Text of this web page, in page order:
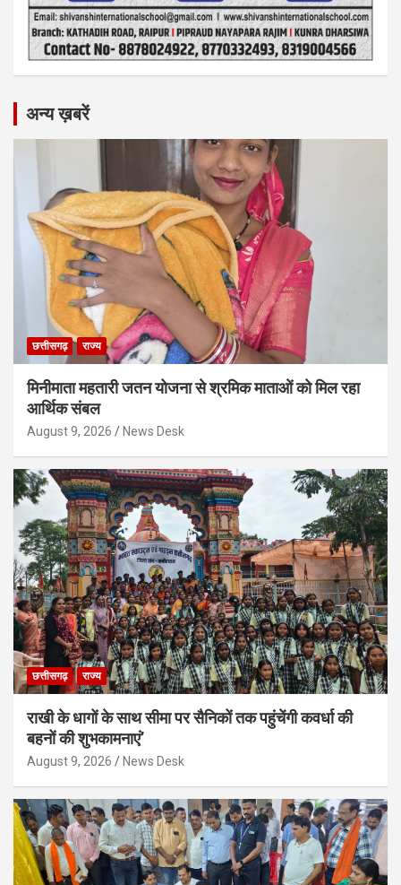
अन्य ख़बरें
छत्तीसगढ़ राज्य
मिनीमाता महतारी जतन योजना से श्रमिक माताओं को मिल रहा
आर्थिक संबल
August 9, 2026 News Desk
छत्तीसगढ़ राज्य
राखी के धागों के साथ सीमा पर सैनिकों तक पहुंचेंगी कवर्धा की
बहनों की शुभकामनाएं’
August 9, 2026 News Desk